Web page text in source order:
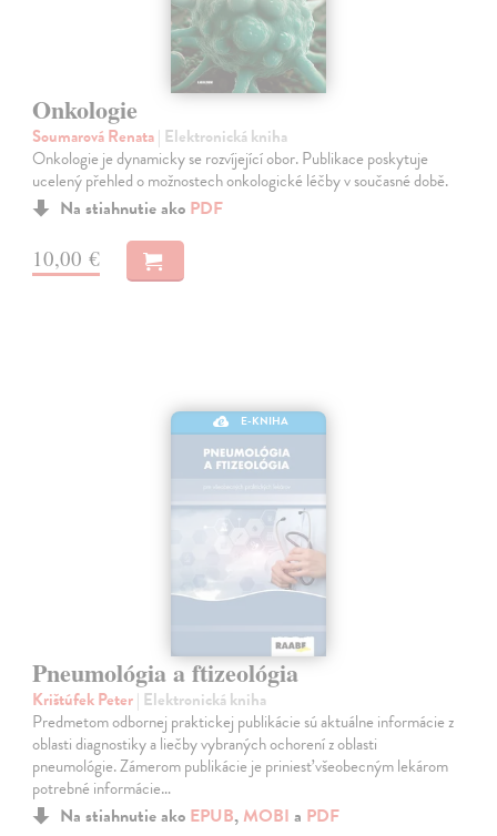
Onkologie
Soumarová Renata| Elektronická kniha
Onkologie je dynamicky se rozvíjející obor. Publikace poskytuje
ucelený přehled o možnostech onkologické léčby v současné době.
Na stiahnutie ako PDF
10,00 €
E-KNIHA
Pneumológia a ftizeológia
Krištúfek Peter| Elektronická kniha
Predmetom odbornej praktickej publikácie sú aktuálne informácie z
oblasti diagnostiky a liečby vybraných ochorení z oblasti
pneumológie. Zámerom publikácie je priniesť všeobecným lekárom
potrebné informácie…
Na stiahnutie ako EPUB, MOBI a PDF